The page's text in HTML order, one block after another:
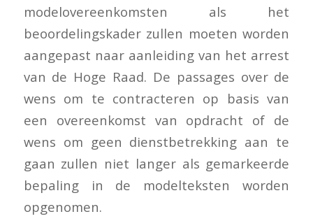
modelovereenkomsten als het
beoordelingskader zullen moeten worden
aangepast naar aanleiding van het arrest
van de Hoge Raad. De passages over de
wens om te contracteren op basis van
een overeenkomst van opdracht of de
wens om geen dienstbetrekking aan te
gaan zullen niet langer als gemarkeerde
bepaling in de modelteksten worden
opgenomen.